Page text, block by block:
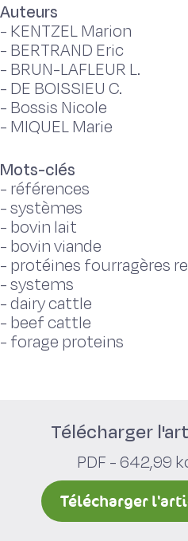
Auteurs
- KENTZEL Marion
- BERTRAND Eric
- BRUN-LAFLEUR L.
- DE BOISSIEU C.
- Bossis Nicole
- MIQUEL Marie
Mots-clés
- références
-systèmes
- bovin lait
- bovin viande
- protéines fourragères
-systems
-dairy cattle
- beef cattle
- forage proteins
Télécharger
PDF - 642,99
Télécharger